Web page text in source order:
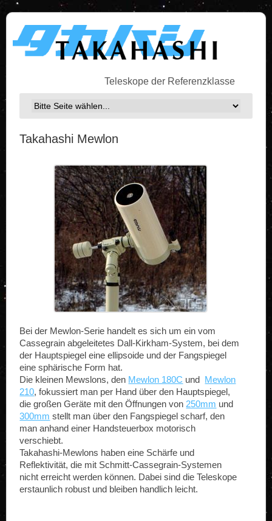
Teleskope der Referenzklasse
Takahashi Mewlon
Bei der Mewlon-Serie handelt es sich um ein vom
Cassegrain abgeleitetes Dall-Kirkham-System, bei dem
der Hauptspiegel eine ellipsoide und der Fangspiegel
eine sphärische Form hat.
Die kleinen Mewslons, den Mewlon 180C und Mewlon
210, fokussiert man per Hand über den Hauptspiegel,
die großen Geräte mit den Öffnungen von250mm und
300mm stellt man über den Fangspiegel scharf, den
man anhand einer Handsteuerbox motorisch
verschiebt.
Takahashi-Mewlons haben eine Schärfe und
Reflektivität, die mit Schmitt-Cassegrain-Systemen
nicht erreicht werden können. Dabei sind die Teleskope
erstaunlich robust und bleiben handlich leicht.